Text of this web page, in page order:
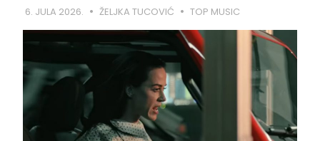
6. JULA 2026. ŽELJKA TUCOVIĆ TOP MUSIC